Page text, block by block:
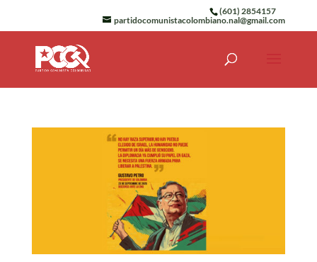
(601) 2854157
partidocomunistacolombiano.nal@gmail.com